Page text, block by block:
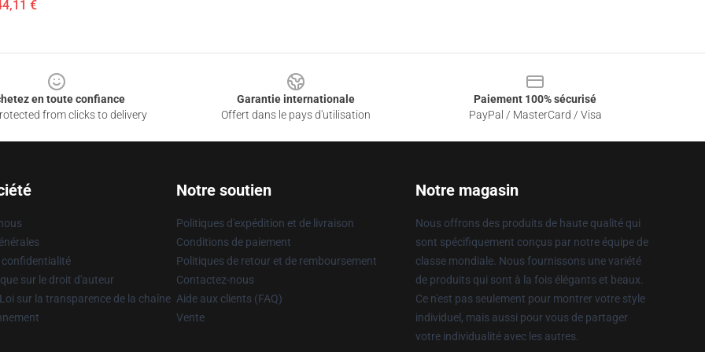
€
en toute confiance
from clicks to delivery
Garantie internationale
Offert dans le pays d'utilisation
Paiement 100% sécurisé
PayPal / MasterCard / Visa
confidentialité
sur le droit d'auteur
sur la transparence de la chaîne
Notre soutien
Politiques d'expédition et de livraison
Conditions de paiement
Politiques de retour et de remboursement
Contactez-nous
Aide aux clients (FAQ)
Vente
Notre magasin
Nous offrons des produits de haute qualité qui
sont spécifiquement conçus par notre équipe de
classe mondiale. Nous fournissons une variété
de produits qui sont à la fois élégants et beaux.
Ce n'est pas seulement pour montrer votre style
individuel, mais aussi pour vous de partager
votre individualité avec les autres.